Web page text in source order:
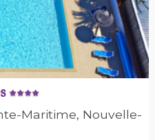
Maritime, Nouvelle-